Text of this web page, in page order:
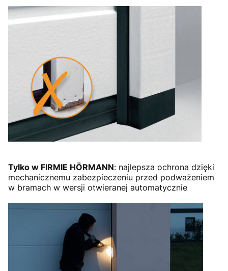
Tylko w FIRMIE HÖRMANN: najlepsza ochrona dzięki
mechanicznemu zabezpieczeniu przed podważeniem
w bramach w wersji otwieranej automatycznie